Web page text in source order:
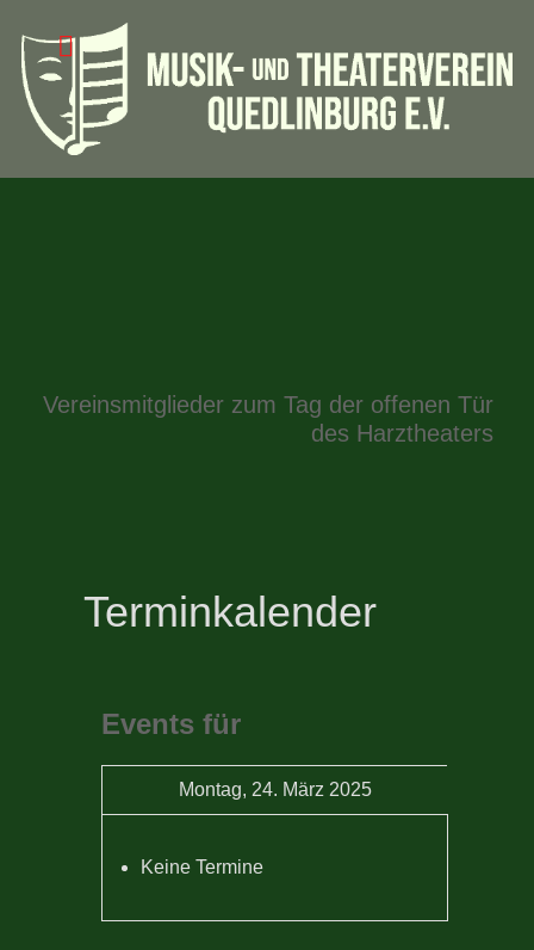
Vereinsmitglieder zum Tag der offenen Tür
des Harztheaters
Terminkalender
Events für
Montag, 24. März 2025
Keine Termine